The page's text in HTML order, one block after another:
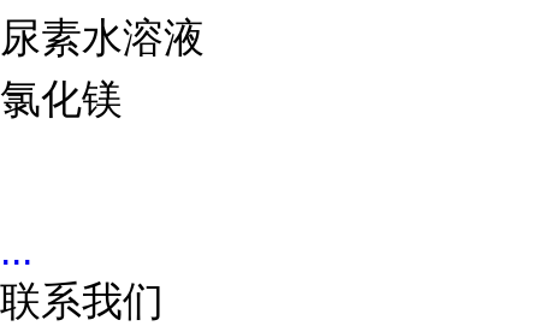
尿素水溶液
氯化镁
...
联系我们